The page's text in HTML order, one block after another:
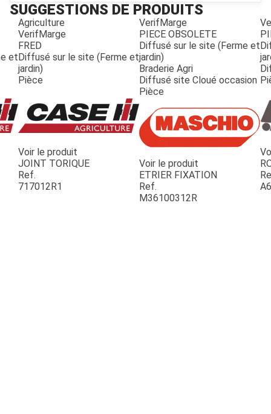
JOUET
ESPACES VERTS
SUGGESTIONS DE PRODUITS
et
Agriculture
VerifMarge
FRED
Diffusé sur le site (Ferme et
jardin)
Pièce
Voir le produit
JOINT TORIQUE
Ref.
717012R1
VerifMarge
PIECE OBSOLETE
Diffusé sur le site (Ferme et
jardin)
Braderie Agri
Diffusé site Cloué occasion
Pièce
Voir le produit
ETRIER FIXATION
Ref.
M36100312R